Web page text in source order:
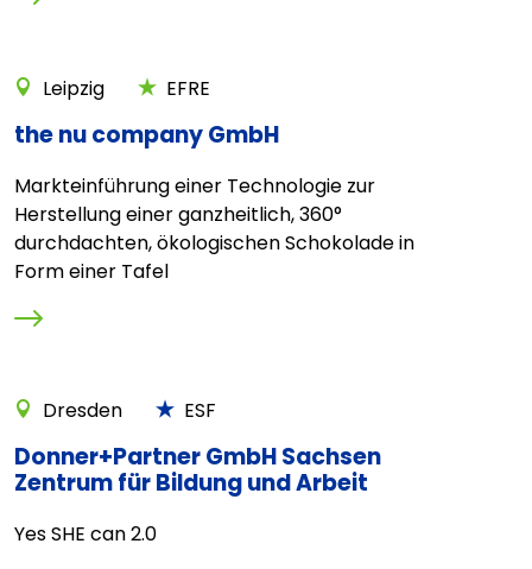
Leipzig EFRE
the nu company GmbH
Markteinführung einer Technologie zur
Herstellung einer ganzheitlich, 360°
durchdachten, ökologischen Schokolade in
Form einer Tafel
Dresden ESF
Donner+Partner GmbH Sachsen
Zentrum für Bildung und Arbeit
Yes SHE can 2.0